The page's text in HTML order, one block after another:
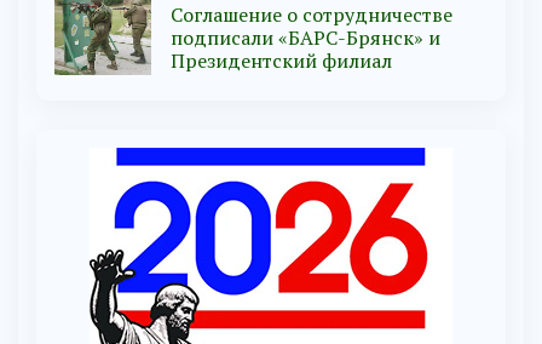
Соглашение о сотрудничестве
подписали «БАРС-Брянск» и
Президентский филиал